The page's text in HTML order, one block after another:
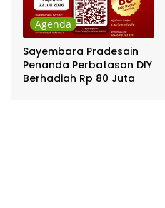
Agenda
Sayembara Pradesain
Penanda Perbatasan DIY
Berhadiah Rp 80 Juta